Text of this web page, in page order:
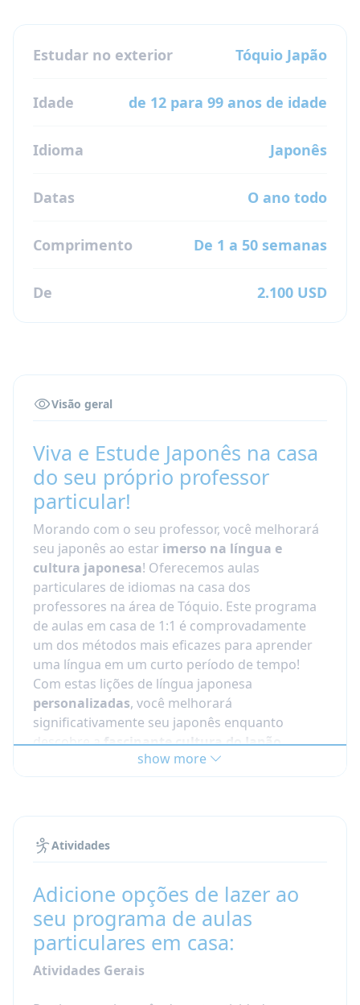
Estudar no exterior Tóquio Japão
Idade de 12 para 99 anos de idade
Idioma Japonês
Datas O ano todo
Comprimento De 1 a 50 semanas
De 2.100 USD
Visão geral
Viva e Estude Japonês na casa
do seu próprio professor
particular!
Morando com o seu professor, você melhorará
seu japonês ao estar imerso na língua e
cultura japonesa! Oferecemos aulas
particulares de idiomas na casa dos
professores na área de Tóquio. Este programa
de aulas em casa de 1:1 é comprovadamente
um dos métodos mais eficazes para aprender
uma língua em um curto período de tempo!
Com estas lições de língua japonesa
personalizadas, você melhorará
significativamente seu japonês enquanto
descobre afascinante cultura do Japão.
Você morará com seu professor e
Desta forma, mesmo quando não estiver
assistindo aula, você fará progressos rápidos. É
uma forma muito intensiva de aprender um
professor. Nossos programas intensivos de
imersão em língua no Japão são a chave para o
seu sucesso!
O que devo esperar das minhas
show more
Atividades
Adicione opções de lazer ao
seu programa de aulas
particulares em casa:
Atividades Gerais